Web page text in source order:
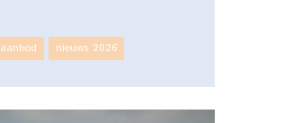
aanbod nieuws 2026